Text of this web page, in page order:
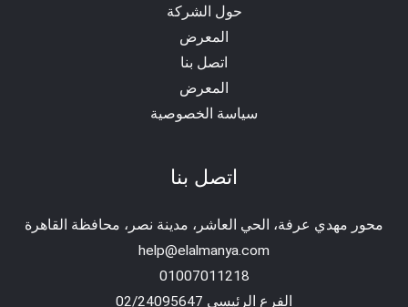
حول الشركة
المعرض
اتصل بنا
المعرض
سياسة الخصوصية
اتصل بنا
محور مهدي عرفة، الحي العاشر، مدينة نصر، محافظة القاهرة‬
help@elalmanya.com
01007011218
الفرع الرئيسي 02/24095647